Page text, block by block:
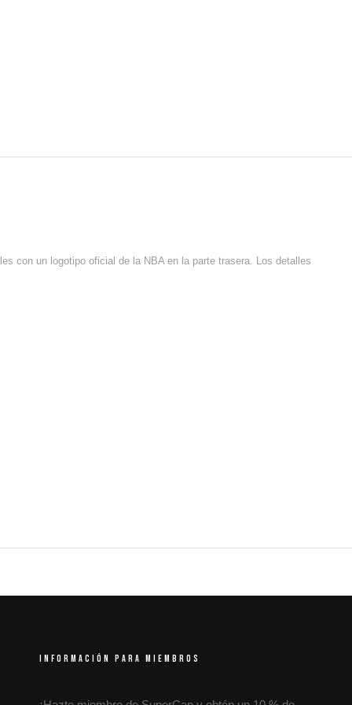
con un logotipo oficial de la NBA en la parte trasera. Los detalles
INFORMACIÓN PARA MIEMBROS